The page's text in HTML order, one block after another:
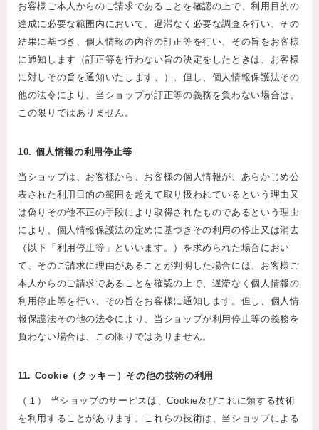
お客様ご本人からのご請求であることを確認の上で、利用目的の
達成に必要な範囲内において、遅滞なく必要な調査を行い、その
結果に基づき、個人情報の内容の訂正等を行い、その旨をお客様
に通知します（訂正等を行わない旨の決定をしたときは、お客様
に対しその旨を通知いたします。）。但し、個人情報保護法その
他の法令により、当ショップが訂正等の義務を負わない場合は、
この限りではありません。
10. 個人情報の利用停止等
当ショップは、お客様から、お客様の個人情報が、あらかじめ公
表された利用目的の範囲を超えて取り扱われているという理由又
は偽りその他不正の手段により取得されたものであるという理由
により、個人情報保護法の定めに基づきその利用の停止又は消去
（以下「利用停止等」といいます。）を求められた場合におい
て、そのご請求に理由があることが判明した場合には、お客様ご
本人からのご請求であることを確認の上で、遅滞なく個人情報の
利用停止等を行い、その旨をお客様に通知します。但し、個人情
報保護法その他の法令により、当ショップが利用停止等の義務を
負わない場合は、この限りではありません。
11. Cookie（クッキー）その他の技術の利用
（１） 当ショップのサービスは、Cookie及びこれに類する技術
を利用することがあります。これらの技術は、当ショップによる